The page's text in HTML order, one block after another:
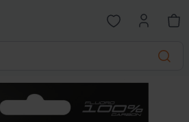
Search
Open favorites